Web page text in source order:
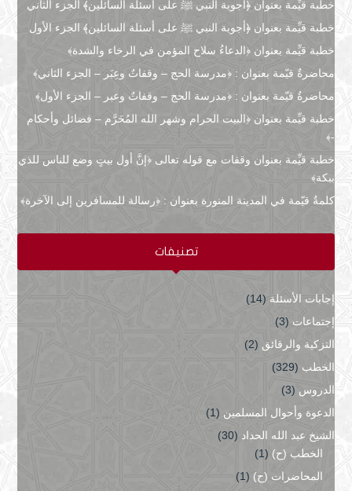
خطبة قيِّمة بعنوان ﴿أجوبة النبي ﷺ على أسئلة السائلين﴾ الجزء الثاني
خطبة قيِّمة بعنوان ﴿أجوبة النبي ﷺ على أسئلة السائلين﴾ الجزء الأول
خطبة قيِّمة بعنوان ﴿الدعاءُ سلاح المؤمن في الرخاء والشدة﴾
محاضرةٌ قيّمة بعنوان : ﴿مدرسة الحج – وقفاتٌ وعِبَر – الجزء الثاني﴾
محاضرةٌ قيّمة بعنوان : ﴿مدرسة الحج – وقفاتٌ وعبر – الجزء الأول﴾
خطبة قيِّمة بعنوان ﴿البيت الحرام وشهر الله المُحَرَّم – فضائل وأحكام
-﴾
خطبة قيِّمة بعنوان وقفات مع قوله تعالى ﴿إنَّ أول بيتٍ وضع للناس للذي
ببكة﴾
كلمةٌ قيّمة في المدينة المنورة بعنوان : ﴿رسالة للمسافرين إلى الآخرة﴾
تصنيفات
إجابات الأسئلة (14)
إجتماعات (3)
التزكية والرقائق (2)
الخطب (329)
الدروس (3)
الدعوة وأحوال المسلمين (1)
الشيخ عبد الله الحداد (30)
الخطب (ح) (1)
المحاضرات (ح) (1)